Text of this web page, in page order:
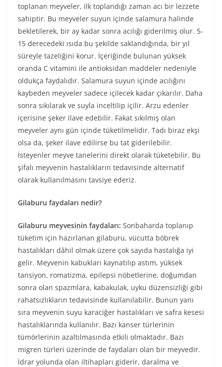
toplanan meyveler, ilk toplandığı zaman acı bir lezzete
sahiptir. Bu meyveler suyun içinde salamura halinde
bekletilerek, bir ay kadar sonra acılığı giderilmiş olur. 5-
15 derecedeki ısıda bu şekilde saklandığında, bir yıl
süreyle tazeliğini korur. İçeriğinde bulunan yüksek
oranda C vitamini ile antioksidan maddeler nedeniyle
oldukça faydalıdır. Salamura suyun içinde acılığını
kaybeden meyveler sadece içilecek kadar çıkarılır. Daha
sonra sıkılarak ve suyla inceltilip içilir. Arzu edenler
içerisine şeker ilave edebilir. Fakat sıkılmış olan
meyveler aynı gün içinde tüketilmelidir. Tadı biraz ekşi
olsa da, şeker ilave edilirse bu tat giderilebilir.
İsteyenler meyve tanelerini direkt olarak tüketebilir. Bu
şifalı meyvenin hastalıkların tedavisinde alternatif
olarak kullanılmasını tavsiye ederiz.
Gilaburu faydaları nedir?
Gilaburu meyvesinin faydaları: Sonbaharda toplanıp
tüketim için hazırlanan gilaburu, vücutta böbrek
hastalıkları dâhil olmak üzere çok sayıda hastalığa iyi
gelir. Meyvenin kabukları kaynatılıp astım, yüksek
tansiyon, romatizma, epilepsi nöbetlerine, doğumdan
sonra olan spazmlara, kabakulak, uyku düzensizliği gibi
rahatsızlıkların tedavisinde kullanılabilir. Bunun yanı
sıra meyvenin suyu karaciğer hastalıkları ve safra kesesi
hastalıklarında kullanılır. Bazı kanser türlerinin
tümörlerinin azaltılmasında etkili olmaktadır. Bazı
migren türleri üzerinde de faydaları olan bir meyvedir.
İdrar yolunda olan iltihapları giderir, daralma ve